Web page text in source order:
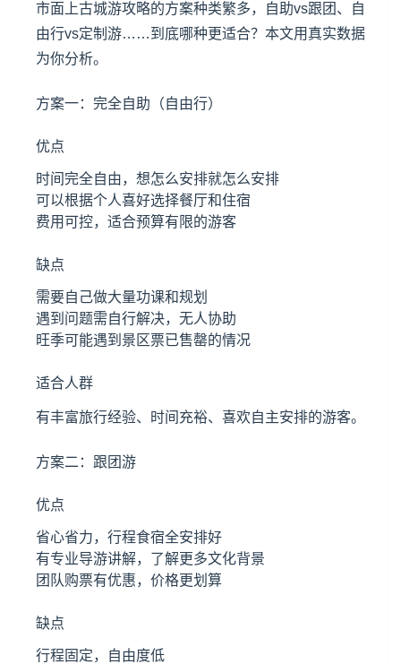
市面上古城游攻略的方案种类繁多，自助vs跟团、自
由行vs定制游……到底哪种更适合？本文用真实数据
为你分析。
方案一：完全自助（自由行）
优点
时间完全自由，想怎么安排就怎么安排
可以根据个人喜好选择餐厅和住宿
费用可控，适合预算有限的游客
缺点
需要自己做大量功课和规划
遇到问题需自行解决，无人协助
旺季可能遇到景区票已售罄的情况
适合人群
有丰富旅行经验、时间充裕、喜欢自主安排的游客。
方案二：跟团游
优点
省心省力，行程食宿全安排好
有专业导游讲解，了解更多文化背景
团队购票有优惠，价格更划算
缺点
行程固定，自由度低